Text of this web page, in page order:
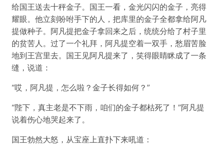
给国王送去十秤金子。国王一看，金光闪闪的金子，亮得
耀眼。他立刻吩咐手下的人，把库里的金子全都拿给阿凡
提做种子。阿凡提把金子拿回来之后，统统分给了村子里
的贫苦人。过了一个礼拜，阿凡提空着一双手，愁眉苦脸
地到王宫里去。国王见阿凡提来了，笑得眼睛眯成了一条
缝，说道：
“哎，阿凡提，怎么啦？金子长得如何？”
“陛下，真主老是不下雨，咱们的金子都枯死了！”阿凡提
说着伤心地哭起来了。
国王勃然大怒，从宝座上直扑下来吼道：